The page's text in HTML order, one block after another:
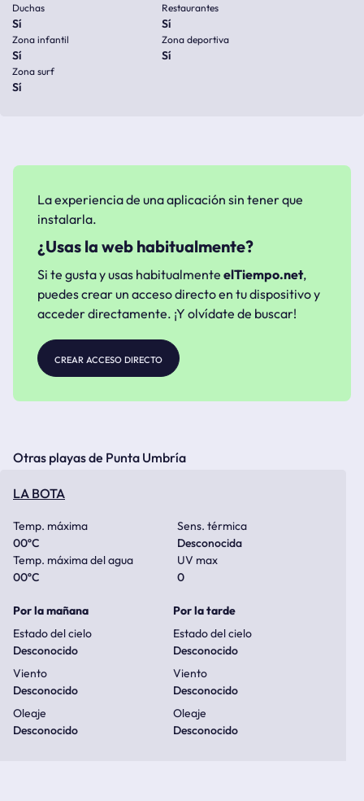
Duchas
Sí
Restaurantes
Sí
Zona infantil
Sí
Zona deportiva
Sí
Zona surf
Sí
La experiencia de una aplicación sin tener que
instalarla.
¿Usas la web habitualmente?
Si te gusta y usas habitualmente elTiempo.net,
puedes crear un acceso directo en tu dispositivo y
acceder directamente. ¡Y olvídate de buscar!
crear acceso directo
Otras playas de Punta Umbría
LA BOTA
Temp. máxima
00ºC
Sens. térmica
Desconocida
Temp. máxima del agua
00ºC
UV max
0
Por la mañana
Estado del cielo
Desconocido
Viento
Desconocido
Oleaje
Desconocido
Por la tarde
Estado del cielo
Desconocido
Viento
Desconocido
Oleaje
Desconocido